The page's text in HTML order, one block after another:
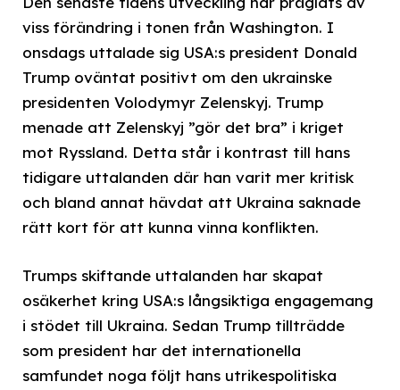
viss förändring i tonen från Washington. I
onsdags uttalade sig USA:s president Donald
Trump oväntat positivt om den ukrainske
presidenten Volodymyr Zelenskyj. Trump
menade att Zelenskyj ”gör det bra” i kriget
mot Ryssland. Detta står i kontrast till hans
tidigare uttalanden där han varit mer kritisk
och bland annat hävdat att Ukraina saknade
rätt kort för att kunna vinna konflikten.
Trumps skiftande uttalanden har skapat
osäkerhet kring USA:s långsiktiga engagemang
i stödet till Ukraina. Sedan Trump tillträdde
som president har det internationella
samfundet noga följt hans utrikespolitiska